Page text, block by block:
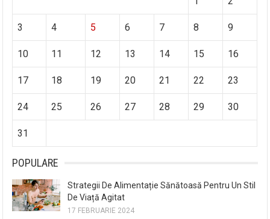
3 4 5 6 7 8 9
10 11 12 13 14 15 16
17 18 19 20 21 22 23
24 25 26 27 28 29 30
31
POPULARE
Strategii De Alimentație Sănătoasă Pentru Un Stil
De Viață Agitat
17 FEBRUARIE 2024